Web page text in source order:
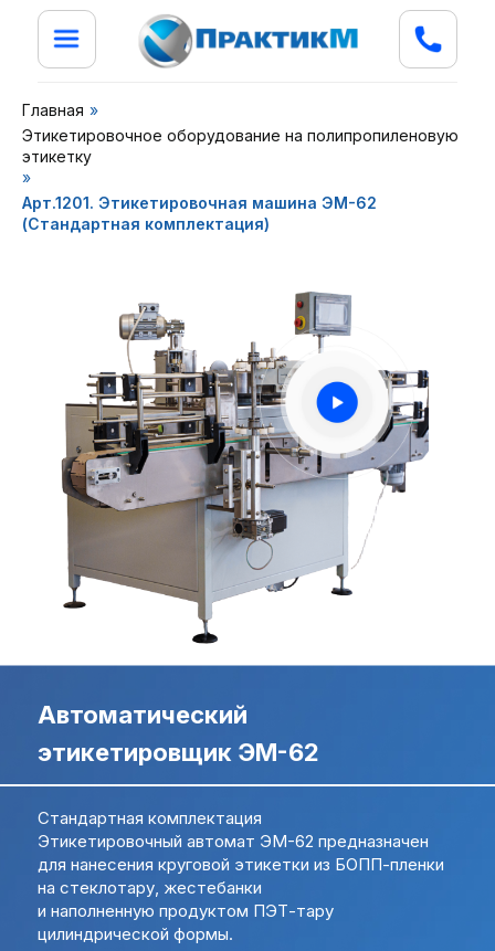
Российский производитель
этикетировочного оборудования
zakaz@praktikm.ru
+7 (495) 677-97-37
Задать вопрос в
КОНСУЛЬТАЦИЮ
Свяжитесь с нами,
мы сейчас онлайн:
Свяжитесь с нами,
мы сейчас онлайн:
Главная »
Этикетировочное оборудование на полипропиленовую
этикетку
»
Арт.1201. Этикетировочная машина ЭМ-62
(Стандартная комплектация)
Стандартная комплектация
Этикетировочный автомат ЭМ-62 предназначен
для нанесения круговой этикетки из БОПП-пленки
на стеклотару, жестебанки
и наполненную продуктом ПЭТ-тару
цилиндрической формы.
Автоматический
этикетировщик ЭМ-62